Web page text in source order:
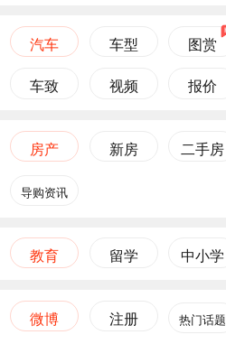
汽车 车型 图赏
车致 视频 报价
房产 新房 二手房
导购资讯
教育 留学 中小学
微博 注册 热门话题